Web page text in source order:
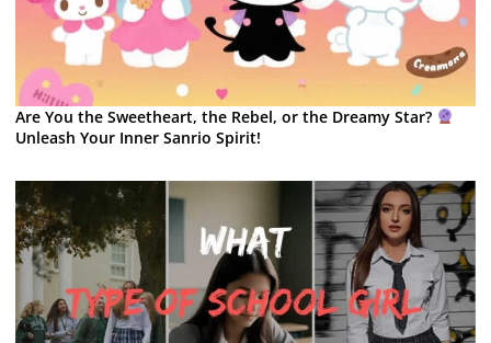
Are You the Sweetheart, the Rebel, or the Dreamy Star?
Unleash Your Inner Sanrio Spirit!